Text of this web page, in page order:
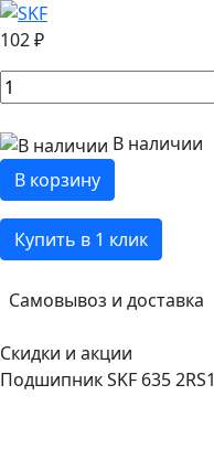
102 ₽
В наличии
В корзину
Купить в 1 клик
Самовывоз и доставка
Скидки и акции
Подшипник SKF 635 2RS1